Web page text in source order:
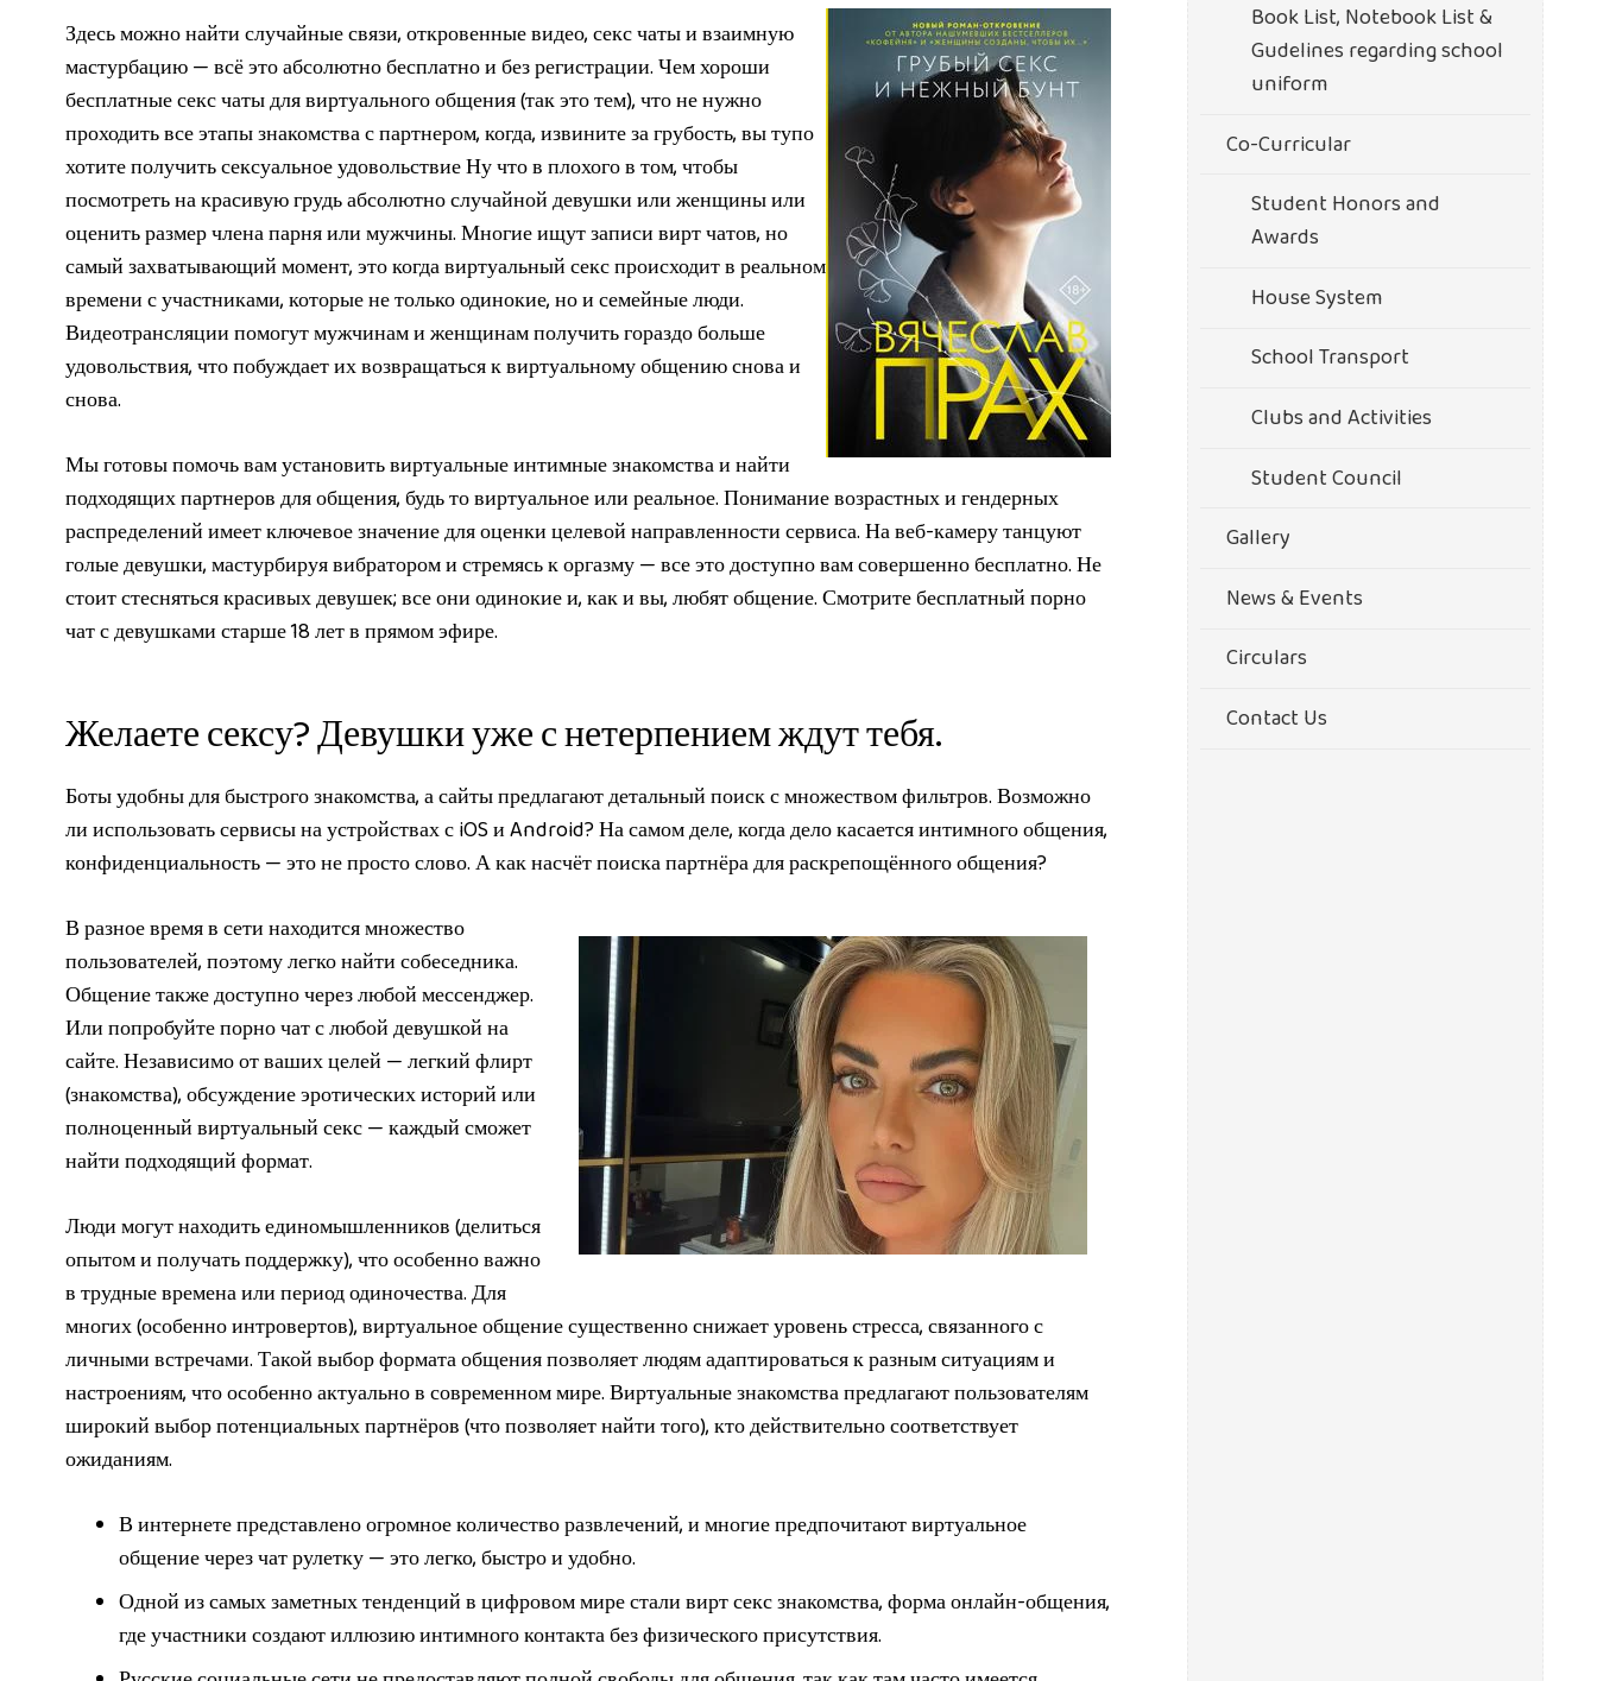
Здесь можно найти случайные связи, откровенные видео, секс чаты и взаимную
мастурбацию — всё это абсолютно бесплатно и без регистрации. Чем хороши
бесплатные секс чаты для виртуального общения (так это тем), что не нужно
проходить все этапы знакомства с партнером, когда, извините за грубость, вы тупо
хотите получить сексуальное удовольствие Ну что в плохого в том, чтобы
посмотреть на красивую грудь абсолютно случайной девушки или женщины или
оценить размер члена парня или мужчины. Многие ищут записи вирт чатов, но
самый захватывающий момент, это когда виртуальный секс происходит в реальном
времени с участниками, которые не только одинокие, но и семейные люди.
Видеотрансляции помогут мужчинам и женщинам получить гораздо больше
удовольствия, что побуждает их возвращаться к виртуальному общению снова и
снова.
Мы готовы помочь вам установить виртуальные интимные знакомства и найти
подходящих партнеров для общения, будь то виртуальное или реальное. Понимание возрастных и гендерных
распределений имеет ключевое значение для оценки целевой направленности сервиса. На веб-камеру танцуют
голые девушки, мастурбируя вибратором и стремясь к оргазму — все это доступно вам совершенно бесплатно. Не
стоит стесняться красивых девушек; все они одинокие и, как и вы, любят общение. Смотрите бесплатный порно
чат с девушками старше 18 лет в прямом эфире.
Желаете сексу? Девушки уже с нетерпением ждут тебя.
Боты удобны для быстрого знакомства, а сайты предлагают детальный поиск с множеством фильтров. Возможно
ли использовать сервисы на устройствах с iOS и Android? На самом деле, когда дело касается интимного общения,
конфиденциальность — это не просто слово. А как насчёт поиска партнёра для раскрепощённого общения?
В разное время в сети находится множество
пользователей, поэтому легко найти собеседника.
Общение также доступно через любой мессенджер.
Или попробуйте порно чат с любой девушкой на
сайте. Независимо от ваших целей — легкий флирт
(знакомства), обсуждение эротических историй или
полноценный виртуальный секс — каждый сможет
найти подходящий формат.
Люди могут находить единомышленников (делиться
опытом и получать поддержку), что особенно важно
в трудные времена или период одиночества. Для
многих (особенно интровертов), виртуальное общение существенно снижает уровень стресса, связанного с
личными встречами. Такой выбор формата общения позволяет людям адаптироваться к разным ситуациям и
настроениям, что особенно актуально в современном мире. Виртуальные знакомства предлагают пользователям
широкий выбор потенциальных партнёров (что позволяет найти того), кто действительно соответствует
ожиданиям.
В интернете представлено огромное количество развлечений, и многие предпочитают виртуальное
общение через чат рулетку — это легко, быстро и удобно.
Одной из самых заметных тенденций в цифровом мире стали вирт секс знакомства, форма онлайн-общения,
где участники создают иллюзию интимного контакта без физического присутствия.
Book List, Notebook List &
Gudelines regarding school
uniform
Co-Curricular
Student Honors and
Awards
House System
School Transport
Clubs and Activities
Student Council
Gallery
News & Events
Circulars
Contact Us